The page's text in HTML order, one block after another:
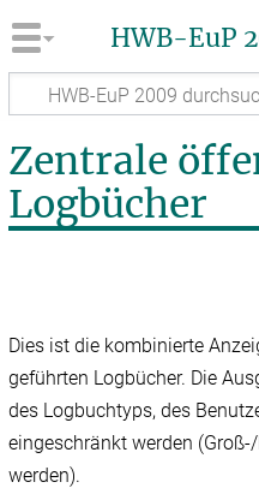
HWB-EuP
Zentrale
Logbücher
Dies ist die kombinierte
geführten Logbücher. Die
des Logbuchtyps, des
eingeschränkt werden
werden).